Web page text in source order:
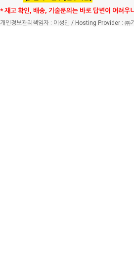
* 재고 확인, 배송, 기술문의는 바로 답변이 어려
개인정보관리책임자 : 이성민 / Hosting Provider : ㈜